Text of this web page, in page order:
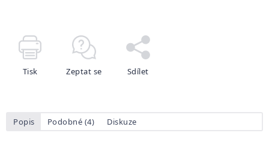
Tisk Zeptat se Sdílet
Popis Podobné (4) Diskuze